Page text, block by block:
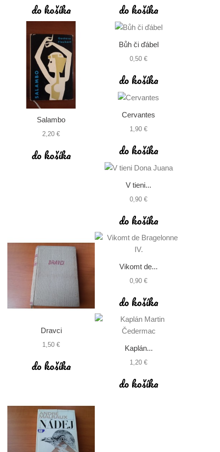
do košíka do košíka
Salambo
2,20 €
do košíka
Bůh či ďábel
0,50 €
do košíka
Cervantes
1,90 €
do košíka
V tieni...
0,90 €
do košíka
Dravci
1,50 €
do košíka
Vikomt de...
0,90 €
do košíka
Kaplán...
1,20 €
do košíka